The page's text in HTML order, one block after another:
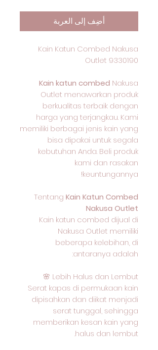
أضِف إلى العربة
Kain Katun Combed Nakusa
Outlet 9330190
Kain katun combed Nakusa
Outlet menawarkan produk
berkualitas terbaik dengan
harga yang terjangkau. Kami
memiliki berbagai jenis kain yang
bisa dipakai untuk segala
kebutuhan Anda. Beli produk
kami dan rasakan
keuntungannya!
Tentang Kain Katun Combed
Nakusa Outlet
Kain katun combed dijual di
Nakusa Outlet memiliki
beberapa kelebihan, di
antaranya adalah:
Lebih Halus dan Lembut 🌸
Serat kapas di permukaan kain
dipisahkan dan diikat menjadi
serat tunggal, sehingga
memberikan kesan kain yang
halus dan lembut.